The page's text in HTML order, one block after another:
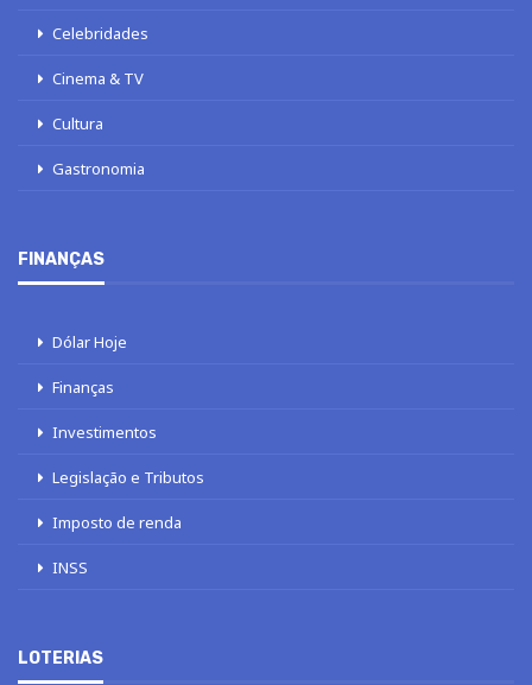
Celebridades
Cinema & TV
Cultura
Gastronomia
FINANÇAS
Dólar Hoje
Finanças
Investimentos
Legislação e Tributos
Imposto de renda
INSS
LOTERIAS